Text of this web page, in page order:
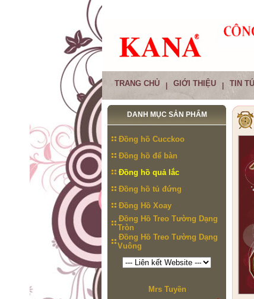
TRANG CHỦ GIỚI THIỆU TIN
DANH MỤC SẢN PHẨM
Đồng hồ Cucckoo
Đồng hồ để bàn
Đồng hồ quả lắc
Đồng hồ tủ đứng
Đồng Hồ Xoay
Đồng Hồ Treo Tường Dạng
Tròn
Đồng Hồ Treo Tường Dạng
Vuông
Mrs Tuyền